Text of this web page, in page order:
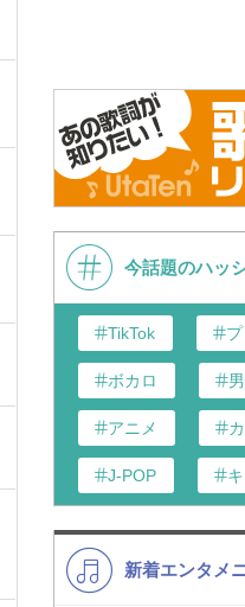
今話題のハッ
TikTok プ
ボカロ
アニメ
J-POP
K-POP
新着エンタメ